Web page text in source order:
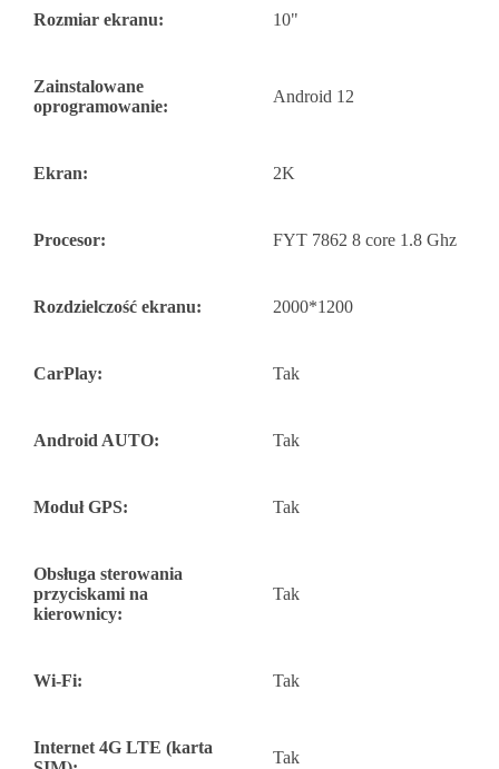
Rozmiar ekranu: 10"
Zainstalowane
oprogramowanie:
Android 12
Ekran: 2K
Procesor: FYT 7862 8 core 1.8 Ghz
Rozdzielczość ekranu: 2000*1200
CarPlay: Tak
Android AUTO: Tak
Moduł GPS: Tak
Obsługa sterowania
przyciskami na
kierownicy:
Tak
Wi-Fi: Tak
Internet 4G LTE (karta
Tak